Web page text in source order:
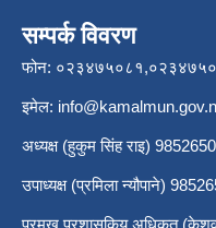
सम्पर्क विवरण
फोन:
इमेल:
अध्यक्ष (हुकुम सिंह राइ)
उपाध्यक्ष (प्रमिला न्यौपाने)
प्रमुख प्रशासकिय अधिकृत